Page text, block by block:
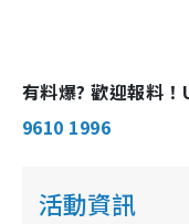
有料爆? 歡迎報料
9610 1996
活動資訊